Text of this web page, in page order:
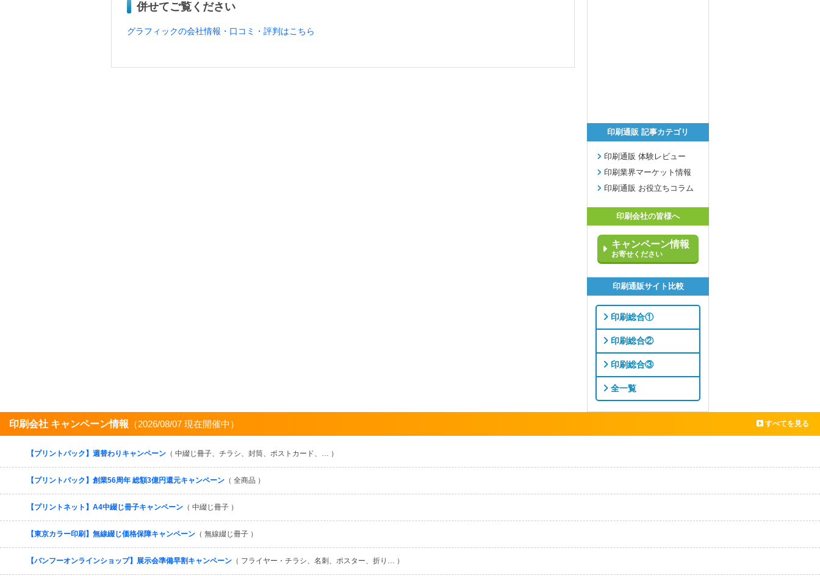
併せてご覧ください
グラフィックの会社情報・口コミ・評判はこちら
印刷通販 記事カテゴリ
印刷通販 体験レビュー
印刷業界マーケット情報
印刷通販 お役立ちコラム
印刷会社の皆様へ
キャンペーン情報
お寄せください
印刷通販サイト比較
印刷総合①
印刷総合②
印刷総合③
全一覧
印刷会社 キャンペーン情報 （2026/08/07 現在開催中） すべてを見る
【プリントパック】週替わりキャンペーン （ 中綴じ冊子、チラシ、封筒、ポストカード、… ）
【プリントパック】創業56周年 総額3億円還元キャンペーン （ 全商品 ）
【プリントネット】A4中綴じ冊子キャンペーン （ 中綴じ冊子 ）
【東京カラー印刷】無線綴じ価格保障キャンペーン （ 無線綴じ冊子 ）
【バンフーオンラインショップ】展示会準備早割キャンペーン （ フライヤー・チラシ、名刺、ポスター、折り… ）